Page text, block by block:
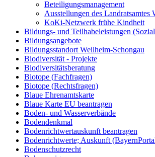
Beteiligungsmanagement
Ausstellungen des Landratsamtes
KoKi-Netzwerk frühe Kindheit
Bildungs- und Teilhabeleistungen
Bildungsangebote
Bildungsstandort Weilheim-Schongau
Biodiversität - Projekte
Biodiversitätsberatung
Biotope (Fachfragen)
Biotope (Rechtsfragen)
Blaue Ehrenamtskarte
Blaue Karte EU beantragen
Boden- und Wasserverbände
Bodendenkmal
Bodenrichtwertauskunft beantragen
Bodenrichtwerte; Auskunft
Bodenschutzrecht